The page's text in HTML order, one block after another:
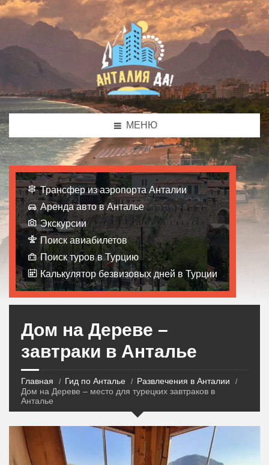
МЕНЮ
Трансфер из аэропорта Анталии
Аренда авто в Анталье
Экскурсии
Поиск авиабилетов
Поиск туров в Турцию
Калькулятор безвизовых дней в Турции
Дом на Дереве –
завтраки в Анталье
Главная Гид по Анталье
Развлечения в Анталии
Дом на Дереве – место для турецких завтраков в
Анталье